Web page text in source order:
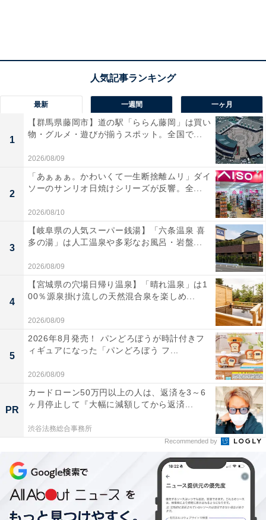
最新 一週間 一ヶ月
1
【群馬県藤岡市】道の駅「ららん藤岡」は買い
物・グルメ・遊びが揃うスポット。全国で...
2026/08/09
2
「あぁぁぁ。かわいくて一生断捨離ムリ」ダイ
ソーのサンリオ日焼けシリーズが反響。全...
2026/08/10
3
【岐阜県の人気スーパー銭湯】「六条温泉 喜
多の湯」は人工温泉や多彩なお風呂・岩盤...
2026/08/09
4
【宮城県の穴場日帰り温泉】「晴れ温泉」は1
00％源泉掛け流しの天然混合泉を楽しめ...
2026/08/09
5
2026年8月発売！ パンどろぼうが時計付きフ
ィギュアになった「パンどろぼう フ...
2026/08/09
PR
カードローン50万円以上の人は、返済を3～6
ヶ月停止して『大幅に減額してから返済...
渋谷法務総合事務所
Recommended by